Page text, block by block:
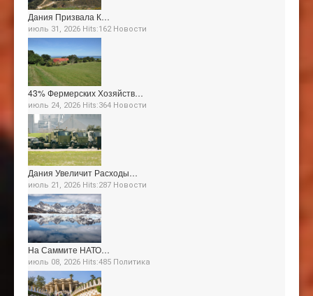
Дания Призвала К…
июль 31, 2026 Hits:162 Новости
43% Фермерских Хозяйств…
июль 24, 2026 Hits:364 Новости
Дания Увеличит Расходы…
июль 21, 2026 Hits:287 Новости
На Саммите НАТО…
июль 08, 2026 Hits:485 Политика